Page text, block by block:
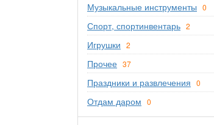
Музыкальные инструменты 0
Спорт, спортинвентарь 2
Игрушки 2
Прочее 37
Праздники и развлечения 0
Отдам даром 0